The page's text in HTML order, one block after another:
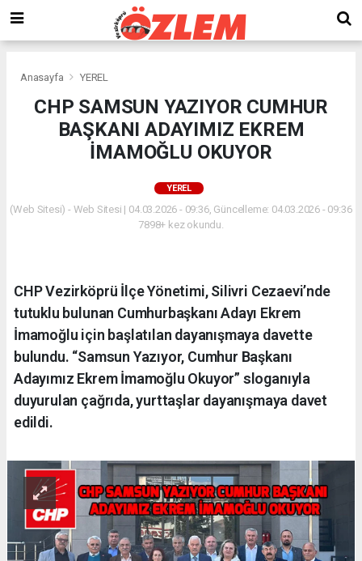
Anasayfa YEREL
CHP SAMSUN YAZIYOR CUMHUR
BAŞKANI ADAYIMIZ EKREM
İMAMOĞLU OKUYOR
YEREL
(Web Sitesi) - Web Sitesi | 04.03.2026 - 09:36, Güncelleme: 04.03.2026 - 09:36
7898+ kez okundu.
CHP Vezirköprü İlçe Yönetimi, Silivri Cezaevi’nde
tutuklu bulunan Cumhurbaşkanı Adayı Ekrem
İmamoğlu için başlatılan dayanışmaya davette
bulundu. “Samsun Yazıyor, Cumhur Başkanı
Adayımız Ekrem İmamoğlu Okuyor” sloganıyla
duyurulan çağrıda, yurttaşlar dayanışmaya davet
edildi.